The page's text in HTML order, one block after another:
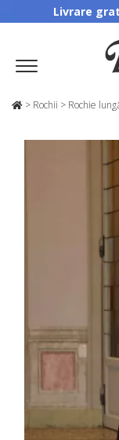
Livrare
> Rochii > Rochie